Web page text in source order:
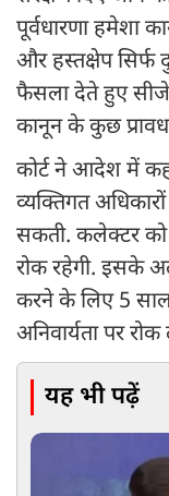
पूर्वधारणा हमेशा
और हस्तक्षेप सिर्फ
फैसला देते हुए
कानून के कुछ
कोर्ट ने आदेश में
व्यक्तिगत
सकती. कलेक्टर को
रोक रहेगी. इसके
करने के लिए 5
अनिवार्यता पर
यह भी पढ़ें